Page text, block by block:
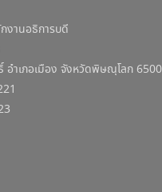
งานอธิการบดี
อำเภอเมือง จังหวัดพิษณุโลก